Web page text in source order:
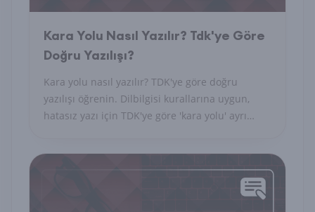
Kara Yolu Nasıl Yazılır? Tdk'ye Göre
Doğru Yazılışı?
Kara yolu nasıl yazılır? TDK'ye göre doğru
yazılışı öğrenin. Dilbilgisi kurallarına uygun,
hatasız yazı için TDK'ye göre 'kara yolu' ayrı